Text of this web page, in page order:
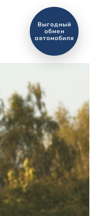
Оценить ваш
автомобиль?